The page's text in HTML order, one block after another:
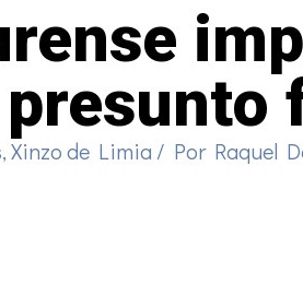
,Xinzo de Limia / Por Raquel